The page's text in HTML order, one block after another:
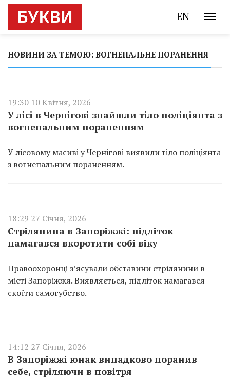
EN
НОВИНИ ЗА ТЕМОЮ: ВОГНЕПАЛЬНЕ ПОРАНЕННЯ
19:30 10 Квітня, 2026
У лісі в Чернігові знайшли тіло поліціянта з
вогнепальним пораненням
У лісовому масиві у Чернігові виявили тіло поліціянта
з вогнепальним пораненням.
18:29 27 Січня, 2026
Стрілянина в Запоріжжі: підліток
намагався вкоротити собі віку
Правоохоронці з’ясували обставини стрілянини в
місті Запоріжжя. Виявляється, підліток намагався
скоїти самогубство.
14:12 27 Січня, 2026
В Запоріжжі юнак випадково поранив
себе, стріляючи в повітря